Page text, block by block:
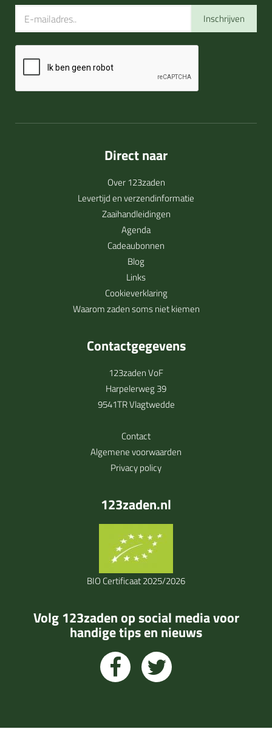
Inschrijven
Direct naar
Over 123zaden
Levertijd en verzendinformatie
Zaaihandleidingen
Agenda
Cadeaubonnen
Blog
Links
Cookieverklaring
Waarom zaden soms niet kiemen
Contactgegevens
123zaden VoF
Harpelerweg 39
9541TR Vlagtwedde
Contact
Algemene voorwaarden
Privacy policy
123zaden.nl
BIO Certificaat 2025/2026
Volg 123zaden op social media voor
handige tips en nieuws